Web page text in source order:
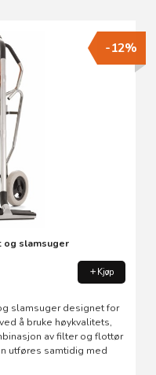
og slamsuger
-12%
Kjøp
slamsuger designet for
å bruke høykvalitets,
av filter og flottør
utføres samtidig med